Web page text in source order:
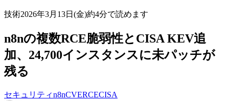
技術2026年3月13日(金)約4分で読めます
n8nの複数RCE脆弱性とCISA KEV追
加、24,700インスタンスに未パッチが
残る
セキュリティn8nCVERCECISA